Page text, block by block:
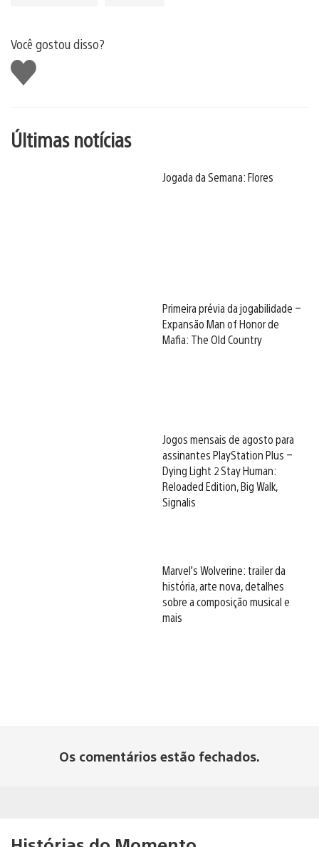
Você gostou disso?
Curtir
Últimas notícias
Jogada da Semana: Flores
Primeira prévia da jogabilidade –
Expansão Man of Honor de
Mafia: The Old Country
Jogos mensais de agosto para
assinantes PlayStation Plus –
Dying Light 2 Stay Human:
Reloaded Edition, Big Walk,
Signalis
Marvel’s Wolverine: trailer da
história, arte nova, detalhes
sobre a composição musical e
mais
Os comentários estão fechados.